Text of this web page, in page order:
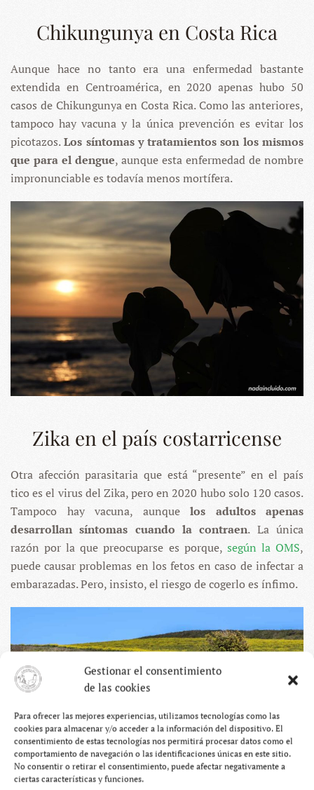
Gestionar el consentimiento
de las cookies
Para ofrecer las mejores experiencias, utilizamos tecnologías como las
cookies para almacenar y/o acceder a la información del dispositivo. El
consentimiento de estas tecnologías nos permitirá procesar datos como el
comportamiento de navegación o las identificaciones únicas en este sitio.
No consentir o retirar el consentimiento, puede afectar negativamente a
ciertas características y funciones.
Chikungunya en Costa Rica
Aunque hace no tanto era una enfermedad bastante
extendida en Centroamérica, en 2020 apenas hubo 50
casos de Chikungunya en Costa Rica. Como las anteriores,
tampoco hay vacuna y la única prevención es evitar los
picotazos.Los síntomas y tratamientos son los mismos
que para el dengue, aunque esta enfermedad de nombre
impronunciable es todavía menos mortífera.
Zika en el país costarricense
Otra afección parasitaria que está “presente” en el país
tico es el virus del Zika, pero en 2020 hubo solo 120 casos.
Tampoco hay vacuna, aunque los adultos apenas
desarrollan síntomas cuando la contraen. La única
razón por la que preocuparse es porque, según la OMS,
puede causar problemas en los fetos en caso de infectar a
embarazadas. Pero, insisto, el riesgo de cogerlo es ínfimo.